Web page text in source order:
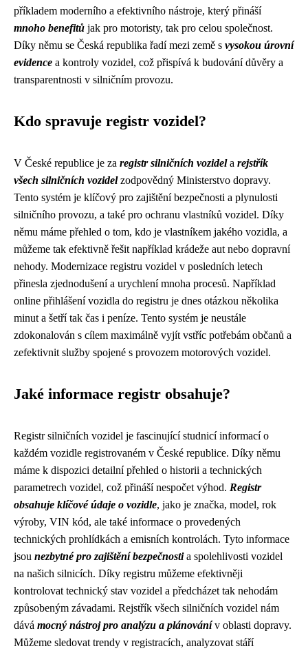
příkladem moderního a efektivního nástroje, který přináší
mnoho benefitů jak pro motoristy, tak pro celou společnost.
Díky němu se Česká republika řadí mezi země s vysokou úrovní
evidence a kontroly vozidel, což přispívá k budování důvěry a
transparentnosti v silničním provozu.
Kdo spravuje registr vozidel?
V České republice je za registr silničních vozidela rejstřík
všech silničních vozidelzodpovědný Ministerstvo dopravy.
Tento systém je klíčový pro zajištění bezpečnosti a plynulosti
silničního provozu, a také pro ochranu vlastníků vozidel. Díky
němu máme přehled o tom, kdo je vlastníkem jakého vozidla, a
můžeme tak efektivně řešit například krádeže aut nebo dopravní
nehody. Modernizace registru vozidel v posledních letech
přinesla zjednodušení a urychlení mnoha procesů. Například
online přihlášení vozidla do registru je dnes otázkou několika
minut a šetří tak čas i peníze. Tento systém je neustále
zdokonalován s cílem maximálně vyjít vstříc potřebám občanů a
zefektivnit služby spojené s provozem motorových vozidel.
Jaké informace registr obsahuje?
Registr silničních vozidel je fascinující studnicí informací o
každém vozidle registrovaném v České republice. Díky němu
máme k dispozici detailní přehled o historii a technických
parametrech vozidel, což přináší nespočet výhod. Registr
obsahuje klíčové údaje o vozidle, jako je značka, model, rok
výroby, VIN kód, ale také informace o provedených
technických prohlídkách a emisních kontrolách. Tyto informace
jsou nezbytné pro zajištění bezpečnostia spolehlivosti vozidel
na našich silnicích. Díky registru můžeme efektivněji
kontrolovat technický stav vozidel a předcházet tak nehodám
způsobeným závadami. Rejstřík všech silničních vozidel nám
dává mocný nástroj pro analýzu a plánovánív oblasti dopravy.
Můžeme sledovat trendy v registracích, analyzovat stáří